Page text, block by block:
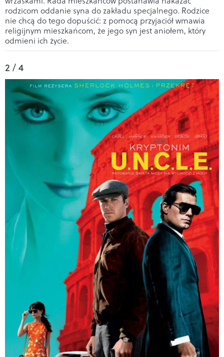
rodzicom oddanie syna do zakładu specjalnego. Rodzice
nie chcą do tego dopuścić: z pomocą przyjaciół wmawia
religijnym mieszkańcom, że jego syn jest aniołem, który
odmieni ich życie.
2 / 4